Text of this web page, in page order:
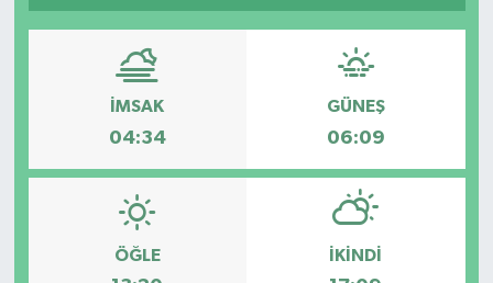
İMSAK
04:34
GÜNEŞ
06:09
ÖĞLE İKINDI